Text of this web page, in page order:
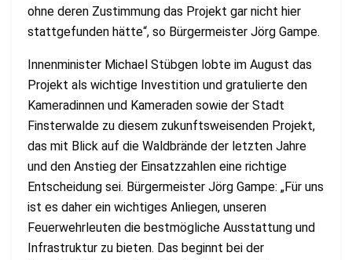
ohne deren Zustimmung das Projekt gar nicht hier
stattgefunden hätte“, so Bürgermeister Jörg Gampe.
Innenminister Michael Stübgen lobte im August das
Projekt als wichtige Investition und gratulierte den
Kameradinnen und Kameraden sowie der Stadt
Finsterwalde zu diesem zukunftsweisenden Projekt,
das mit Blick auf die Waldbrände der letzten Jahre
und den Anstieg der Einsatzzahlen eine richtige
Entscheidung sei. Bürgermeister Jörg Gampe: „Für uns
ist es daher ein wichtiges Anliegen, unseren
Feuerwehrleuten die bestmögliche Ausstattung und
Infrastruktur zu bieten. Das beginnt bei der